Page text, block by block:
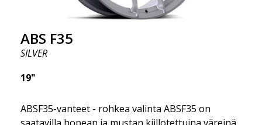
ABS F35
SILVER
19"
ABSF35-vanteet - rohkea valinta ABSF35 on